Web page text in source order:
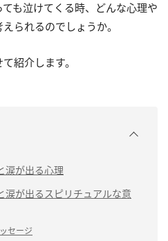
も泣けてくる時、どんな心理や
られるのでしょうか。
紹介します。
涙が出る心理
涙が出るスピリチュアルな意
セージ